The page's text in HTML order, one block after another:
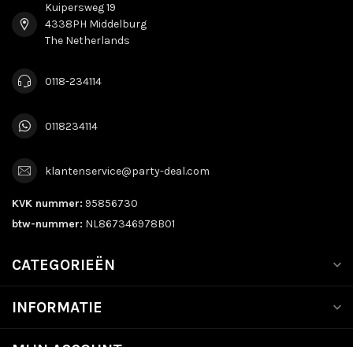
Kuipersweg 19
4338PH Middelburg
The Netherlands
0118-234114
0118234114
klantenservice@party-deal.com
KVK nummer: 95856730
btw-nummer: NL867346978B01
CATEGORIEËN
INFORMATIE